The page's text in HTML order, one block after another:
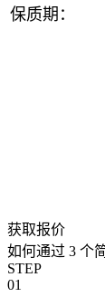
保质期：
获取报价
如何通过 3 个
STEP
01